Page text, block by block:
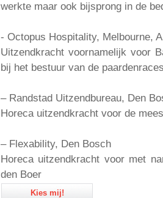
werkte maar ook bijsprong in de
- Octopus Hospitality, Melbourne,
Uitzendkracht voornamelijk voor
bij het bestuur van de
– Randstad Uitzendbureau, Den
Horeca uitzendkracht voor de
– Flexability, Den Bosch
Horeca uitzendkracht voor met
den Boer
Kies mij!